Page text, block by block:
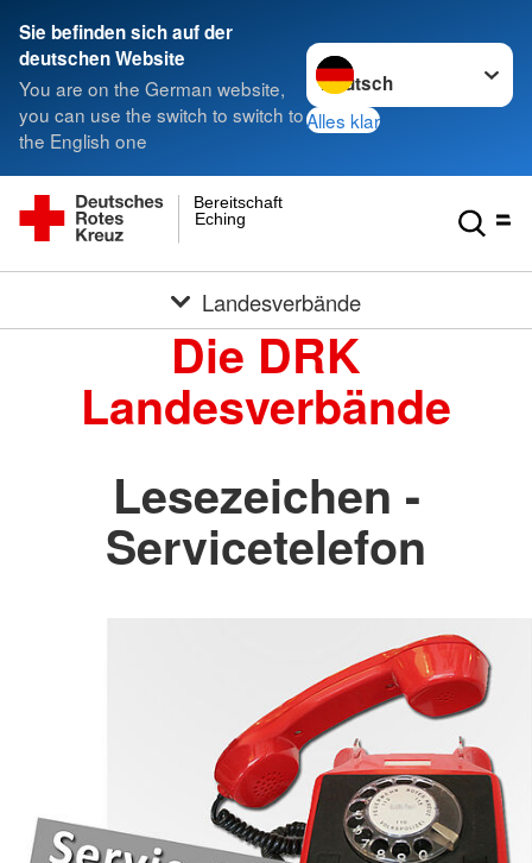
Sie befinden sich auf der
deutschen Website
You are on the German website,
you can use the switch to switch to
the English one
Sprache wechseln zu
Alles klar
Eching
Bereitschaft
Landesverbände
Die DRK
Landesverbände
Lesezeichen -
Servicetelefon